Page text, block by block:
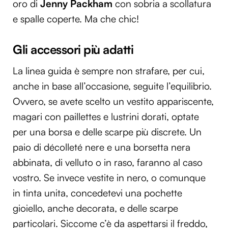
oro di Jenny Packham con sobria a scollatura
e spalle coperte. Ma che chic!
Gli accessori più adatti
La linea guida è sempre non strafare, per cui,
anche in base all’occasione, seguite l’equilibrio.
Ovvero, se avete scelto un vestito appariscente,
magari con paillettes e lustrini dorati, optate
per una borsa e delle scarpe più discrete. Un
paio di décolleté nere e una borsetta nera
abbinata, di velluto o in raso, faranno al caso
vostro. Se invece vestite in nero, o comunque
in tinta unita, concedetevi una pochette
gioiello, anche decorata, e delle scarpe
particolari. Siccome c’è da aspettarsi il freddo,